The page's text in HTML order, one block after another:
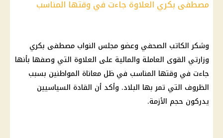
مصطفى بكري العلاوة جاءت في وقتها المناسب
وشكر الكاتب الصحفي وعضو مجلس النواب مصطفى بكري
وزارتي القوى العاملة والمالية على العلاوة التي وصفها بأنها
جاءت في وقتها المناسب في ظل معاناة المواطنين بسبب
الظروف التي تمر بها البلاد. وأكد أن القادة السياسيين
يدركون حجم الأزمة.